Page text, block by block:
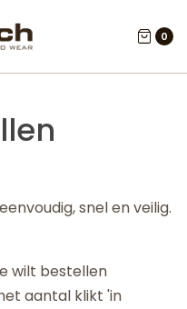
0
snel en veilig.
wilt bestellen
aantal klikt 'in